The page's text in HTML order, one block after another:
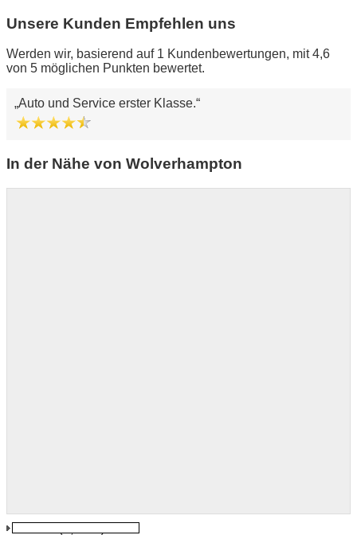
Unsere Kunden Empfehlen uns
Werden wir, basierend auf 1 Kundenbewertungen, mit 4,6
von 5 möglichen Punkten bewertet.
Auto und Service erster Klasse.
In der Nähe von Wolverhampton